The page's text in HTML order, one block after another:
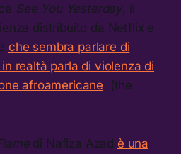
See You Yesterday, il
distribuito da Netflix e
che sembra parlare di
realtà parla di violenza di
afroamericane. (the
di Nafiza Azad è una